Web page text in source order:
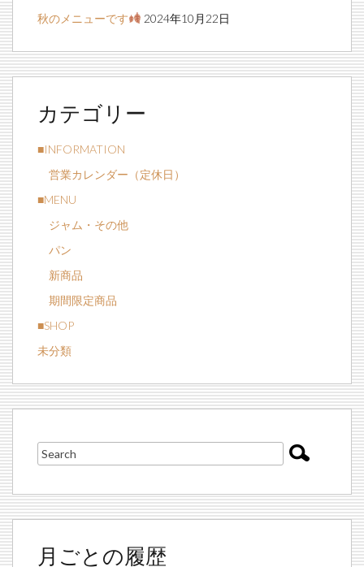
秋のメニューです 2024年10月22日
カテゴリー
■INFORMATION
営業カレンダー（定休日）
■MENU
ジャム・その他
パン
新商品
期間限定商品
■SHOP
未分類
月ごとの履歴